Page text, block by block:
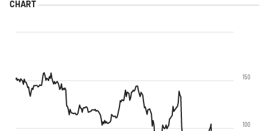
100
150